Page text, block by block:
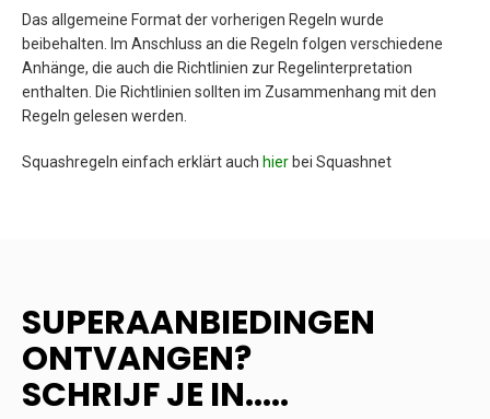
Das allgemeine Format der vorherigen Regeln wurde
beibehalten. Im Anschluss an die Regeln folgen verschiedene
Anhänge, die auch die Richtlinien zur Regelinterpretation
enthalten. Die Richtlinien sollten im Zusammenhang mit den
Regeln gelesen werden.
Squashregeln einfach erklärt auch hier bei Squashnet
SUPERAANBIEDINGEN
ONTVANGEN?
SCHRIJF JE IN.....